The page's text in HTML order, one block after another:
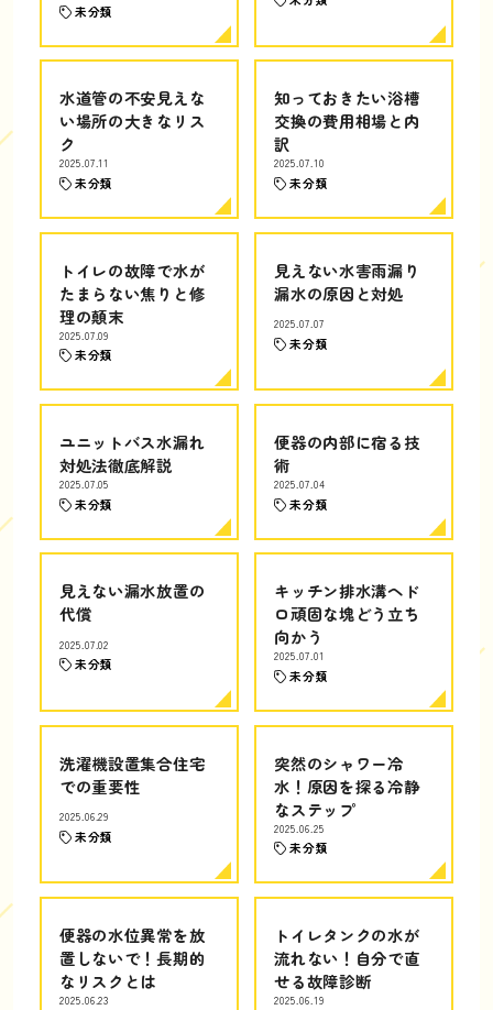
未分類
水道管の不安見えな
い場所の大きなリス
ク
2025.07.11
未分類
知っておきたい浴槽
交換の費用相場と内
訳
2025.07.10
未分類
トイレの故障で水が
たまらない焦りと修
理の顛末
2025.07.09
未分類
見えない水害雨漏り
漏水の原因と対処
2025.07.07
未分類
ユニットバス水漏れ
対処法徹底解説
2025.07.05
未分類
便器の内部に宿る技
術
2025.07.04
未分類
見えない漏水放置の
代償
2025.07.02
未分類
キッチン排水溝ヘド
ロ頑固な塊どう立ち
向かう
2025.07.01
未分類
洗濯機設置集合住宅
での重要性
2025.06.29
未分類
突然のシャワー冷
水！原因を探る冷静
なステップ
2025.06.25
未分類
便器の水位異常を放
置しないで！長期的
なリスクとは
2025.06.23
トイレタンクの水が
流れない！自分で直
せる故障診断
2025.06.19